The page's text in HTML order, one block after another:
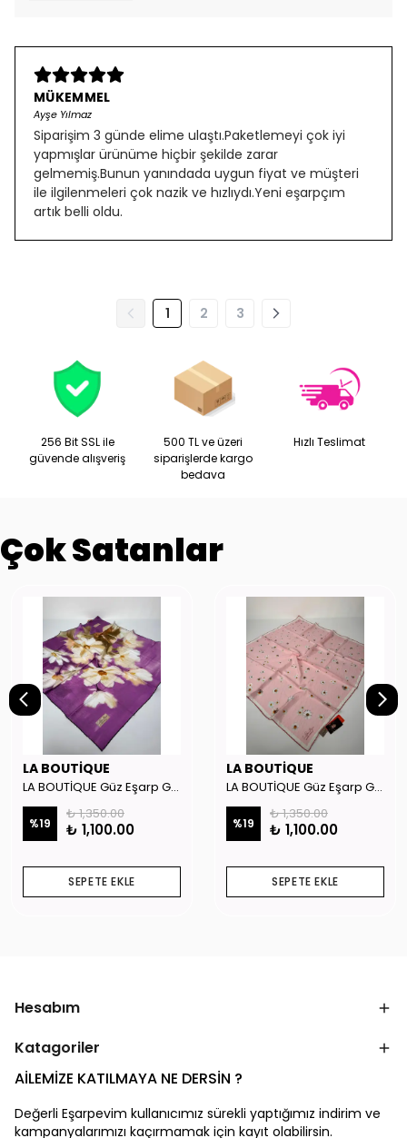
MÜKEMMEL
Ayşe Yılmaz
Siparişim 3 günde elime ulaştı.Paketlemeyi çok iyi
yapmışlar ürünüme hiçbir şekilde zarar
gelmemiş.Bunun yanındada uygun fiyat ve müşteri
ile ilgilenmeleri çok nazik ve hızlıydı.Yeni eşarpçım
artık belli oldu.
1 2 3
256 Bit SSL ile
güvende alışveriş
500 TL ve üzeri
siparişlerde kargo
bedava
Hızlı Teslimat
Çok Satanlar
LA BOUTİQUE
LA BOUTİQUE Güz Eşarp GYSE262908
%19
₺ 1,350.00
₺ 1,100.00
SEPETE EKLE
LA BOUTİQUE
LA BOUTİQUE Güz Eşarp GYSE130804
%19
₺ 1,350.00
₺ 1,100.00
SEPETE EKLE
Hesabım
Katagoriler
AİLEMİZE KATILMAYA NE DERSİN ?
Değerli Eşarpevim kullanıcımız sürekli yaptığımız indirim ve
kampanyalarımızı kaçırmamak için kayıt olabilirsin.